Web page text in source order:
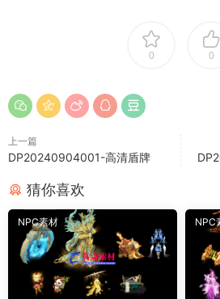
0 0
上一篇
DP20240904001-高清盾牌
猜你喜欢
NPC素材 NPC